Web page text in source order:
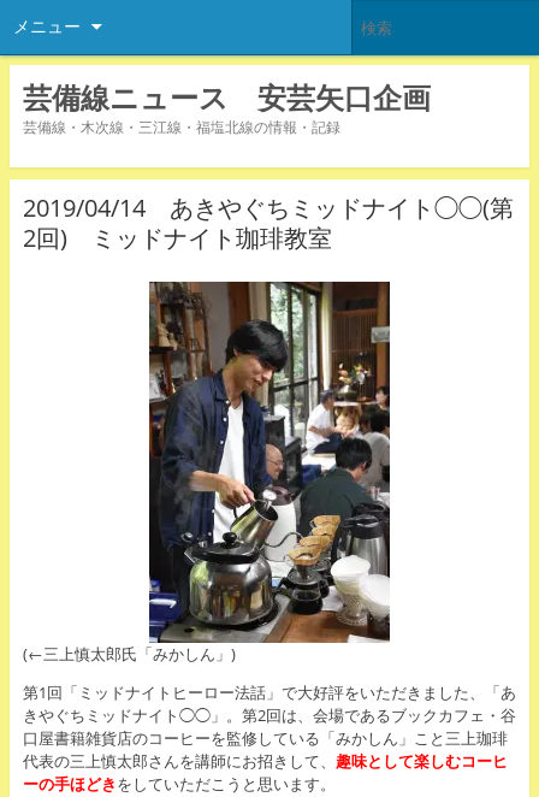
メニュー
芸備線ニュース 安芸矢口企画
芸備線・木次線・三江線・福塩北線の情報・記録
2019/04/14 あきやぐちミッドナイト◯◯(第
2回) ミッドナイト珈琲教室
(←三上慎太郎氏「みかしん」)
第1回「ミッドナイトヒーロー法話」で大好評をいただきました、「あ
きやぐちミッドナイト◯◯」。第2回は、会場であるブックカフェ・谷
口屋書籍雑貨店のコーヒーを監修している「みかしん」こと三上珈琲
代表の三上慎太郎さんを講師にお招きして、 趣味として楽しむコーヒ
ーの手ほどきをしていただこうと思います。